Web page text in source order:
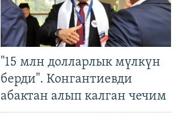
"15 млн долларлык мүлкүн
берди". Конгантиевди
абактан алып калган чечим